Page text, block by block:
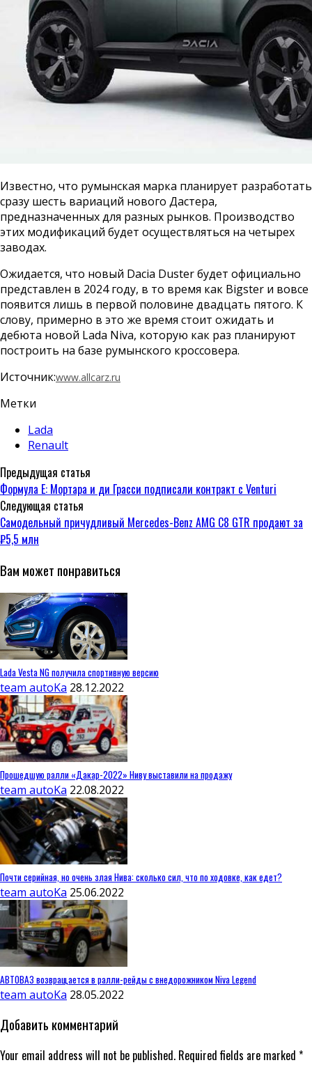
Известно, что румынская марка планирует разработать
сразу шесть вариаций нового Дастера,
предназначенных для разных рынков. Производство
этих модификаций будет осуществляться на четырех
заводах.
Ожидается, что новый Dacia Duster будет официально
представлен в 2024 году, в то время как Bigster и вовсе
появится лишь в первой половине двадцать пятого. К
слову, примерно в это же время стоит ожидать и
дебюта новой Lada Niva, которую как раз планируют
построить на базе румынского кроссовера.
Источник:www.allcarz.ru
Метки
Lada
Renault
Предыдущая статья
Формула Е: Мортара и ди Грасси подписали контракт с Venturi
Следующая статья
Самодельный причудливый Mercedes-Benz AMG C8 GTR продают за
₽5,5 млн
Вам может понравиться
Lada Vesta NG получила спортивную версию
team autoKa 28.12.2022
Прошедшую ралли «Дакар-2022» Ниву выставили на продажу
team autoKa 22.08.2022
Почти серийная, но очень злая Нива: сколько сил, что по ходовке, как едет?
team autoKa 25.06.2022
АВТОВАЗ возвращается в ралли-рейды с внедорожником Niva Legend
team autoKa 28.05.2022
Добавить комментарий
Your email address will not be published. Required fields are marked *